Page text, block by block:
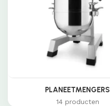
PLANEETMENGERS
14 producten